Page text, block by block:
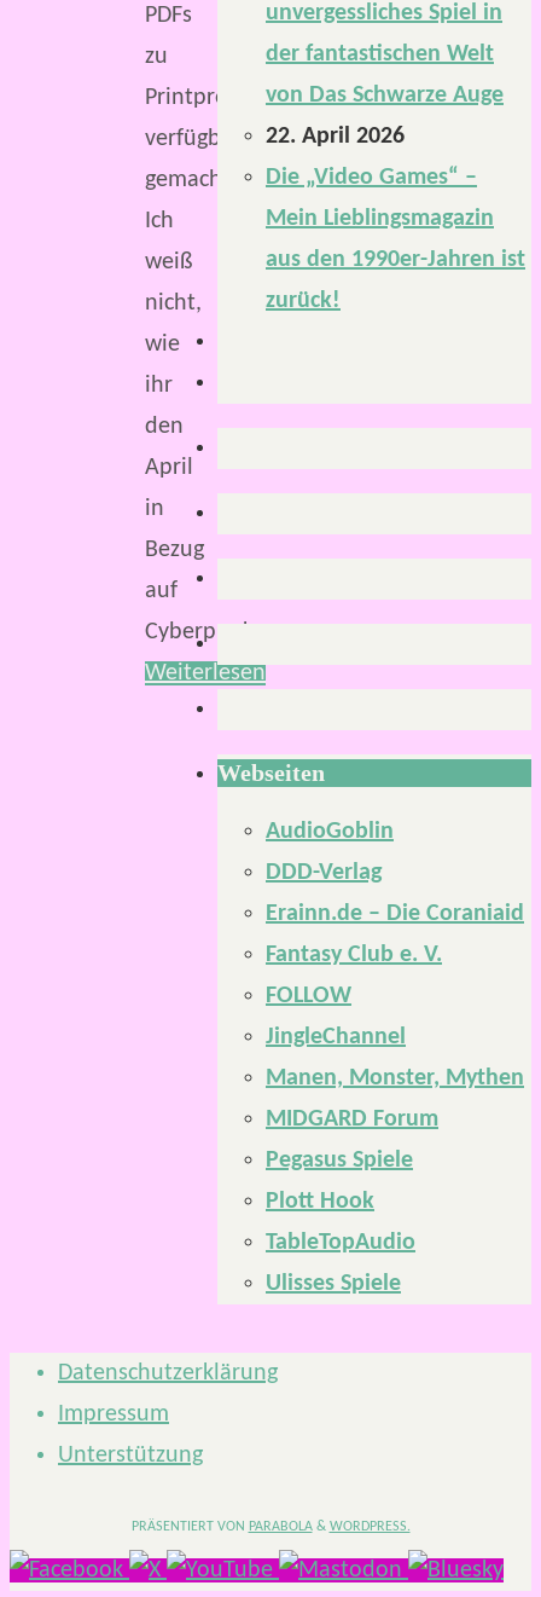
PDFs
zu
Printprodukten
verfügbar
gemacht.
Ich
weiß
nicht,
wie
ihr
den
April
in
Bezug
auf
Cyberpunk…
Weiterlesen
unvergessliches Spiel in
der fantastischen Welt
von Das Schwarze Auge
22. April 2026
Die „Video Games“ –
Mein Lieblingsmagazin
aus den 1990er-Jahren ist
zurück!
Webseiten
AudioGoblin
DDD-Verlag
Erainn.de – Die Coraniaid
Fantasy Club e. V.
FOLLOW
JingleChannel
Manen, Monster, Mythen
MIDGARD Forum
Pegasus Spiele
Plott Hook
TableTopAudio
Ulisses Spiele
Datenschutzerklärung
Impressum
Unterstützung
PRÄSENTIERT VON PARABOLA& WORDPRESS.